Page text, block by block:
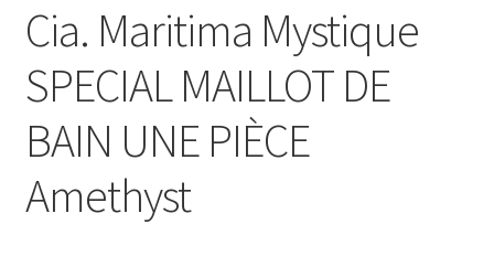
Luxury Lingerie
Femme
Homme
Maillot de bain Femme
Cia. Maritima Mystique
SPECIAL MAILLOT DE
BAIN UNE PIÈCE
Amethyst